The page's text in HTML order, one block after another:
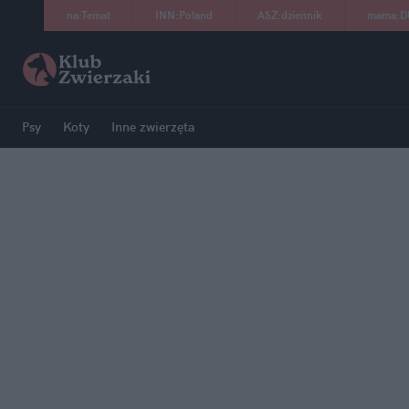
na:Temat INN :Poland ASZ:dziennik mama:
Psy Koty Inne zwierzęta